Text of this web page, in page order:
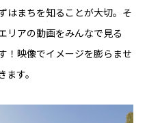
はまちを知ることが大切。そ
リアの動画をみんなで見る
！映像でイメージを膨らませ
す。